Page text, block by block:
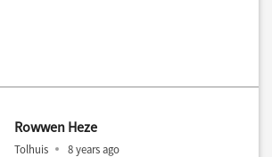
Rowwen Heze
Tolhuis 8 years ago